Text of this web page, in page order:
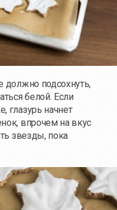
должно подсохнуть,
белой. Если
глазурь начнет
впрочем на вкус
звезды, пока